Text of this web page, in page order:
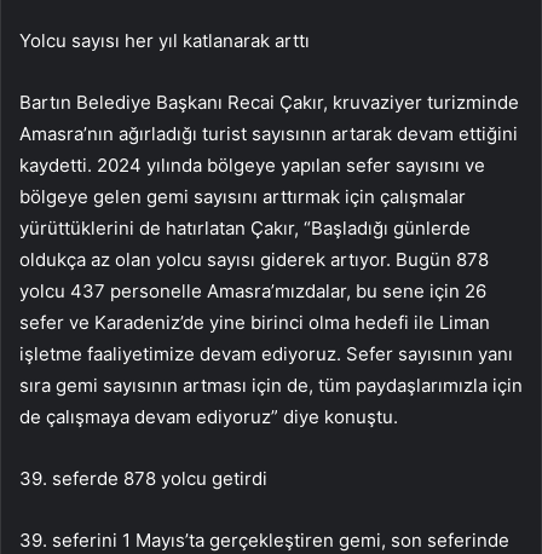
Yolcu sayısı her yıl katlanarak arttı
Bartın Belediye Başkanı Recai Çakır, kruvaziyer turizminde
Amasra’nın ağırladığı turist sayısının artarak devam ettiğini
kaydetti. 2024 yılında bölgeye yapılan sefer sayısını ve
bölgeye gelen gemi sayısını arttırmak için çalışmalar
yürüttüklerini de hatırlatan Çakır, “Başladığı günlerde
oldukça az olan yolcu sayısı giderek artıyor. Bugün 878
yolcu 437 personelle Amasra’mızdalar, bu sene için 26
sefer ve Karadeniz’de yine birinci olma hedefi ile Liman
işletme faaliyetimize devam ediyoruz. Sefer sayısının yanı
sıra gemi sayısının artması için de, tüm paydaşlarımızla için
de çalışmaya devam ediyoruz” diye konuştu.
39. seferde 878 yolcu getirdi
39. seferini 1 Mayıs’ta gerçekleştiren gemi, son seferinde